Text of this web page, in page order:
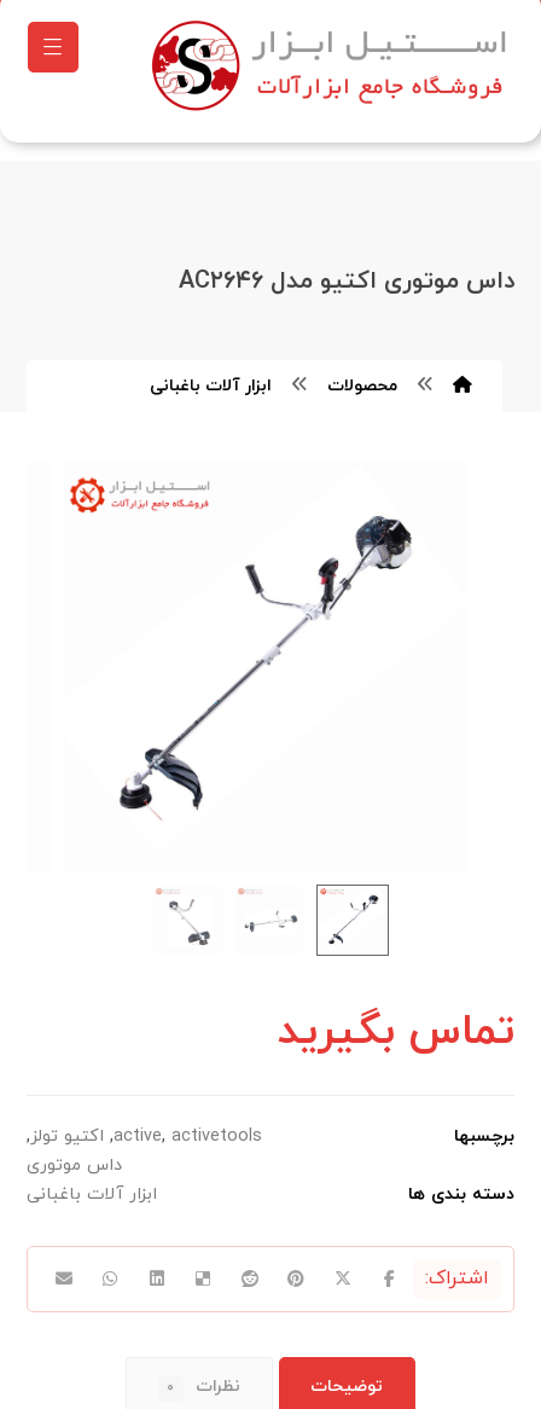
داس موتوری اکتیو مدل AC۲۶۴۶
محصولات ابزار آلات باغبانی
تماس بگیرید
برچسبها active, activetools
, اکتیو تولز,
داس موتوری
دسته بندی ها
ابزار آلات باغبانی
توضیحات نظرات ۰